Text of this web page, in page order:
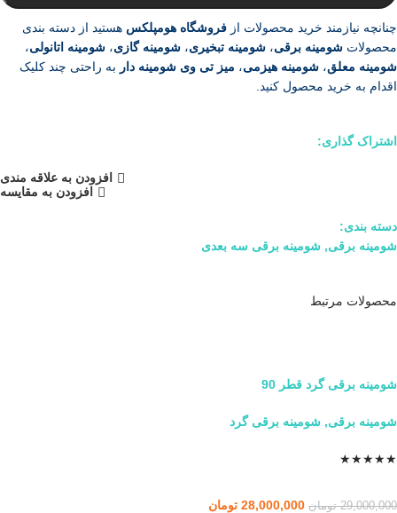
چنانچه نیازمند خرید محصولات از فروشگاه هومپلکس هستید از دسته بندی
محصولات شومینه برقی، شومینه تبخیری، شومینه گازی، شومینه اتانولی،
شومینه معلق، شومینه هیزمی، میز تی وی شومینه دار به راحتی چند کلیک
اقدام به خرید محصول کنید.
اشتراک گذاری:
افزودن به علاقه مندی
افزودن به مقایسه
دسته بندی:
شومینه برقی, شومینه برقی سه بعدی
محصولات مرتبط
شومینه برقی گرد قطر 90
شومینه برقی, شومینه برقی گرد
★
★
★
★
★
29,000,000 تومان 28,000,000 تومان